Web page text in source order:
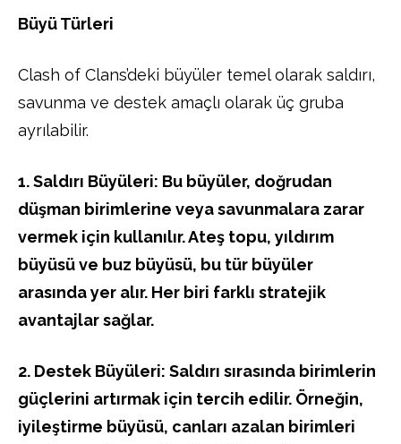
Büyü Türleri
Clash of Clans’deki büyüler temel olarak saldırı,
savunma ve destek amaçlı olarak üç gruba
ayrılabilir.
1. Saldırı Büyüleri: Bu büyüler, doğrudan
düşman birimlerine veya savunmalara zarar
vermek için kullanılır. Ateş topu, yıldırım
büyüsü ve buz büyüsü, bu tür büyüler
arasında yer alır. Her biri farklı stratejik
avantajlar sağlar.
2. Destek Büyüleri: Saldırı sırasında birimlerin
güçlerini artırmak için tercih edilir. Örneğin,
iyileştirme büyüsü, canları azalan birimleri